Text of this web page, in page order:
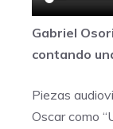
Gabriel
contando
Piezas
Oscar como